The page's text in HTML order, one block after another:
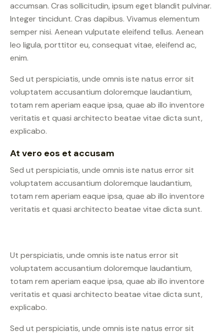
accumsan. Cras sollicitudin, ipsum eget blandit pulvinar.
Integer tincidunt. Cras dapibus. Vivamus elementum
semper nisi. Aenean vulputate eleifend tellus. Aenean
leo ligula, porttitor eu, consequat vitae, eleifend ac,
enim.
Sed ut perspiciatis, unde omnis iste natus error sit
voluptatem accusantium doloremque laudantium,
totam rem aperiam eaque ipsa, quae ab illo inventore
veritatis et quasi architecto beatae vitae dicta sunt,
explicabo.
At vero eos et accusam
Sed ut perspiciatis, unde omnis iste natus error sit
voluptatem accusantium doloremque laudantium,
totam rem aperiam eaque ipsa, quae ab illo inventore
veritatis et quasi architecto beatae vitae dicta sunt.
Ut perspiciatis, unde omnis iste natus error sit
voluptatem accusantium doloremque laudantium,
totam rem aperiam eaque ipsa, quae ab illo inventore
veritatis et quasi architecto beatae vitae dicta sunt,
explicabo.
Sed ut perspiciatis, unde omnis iste natus error sit